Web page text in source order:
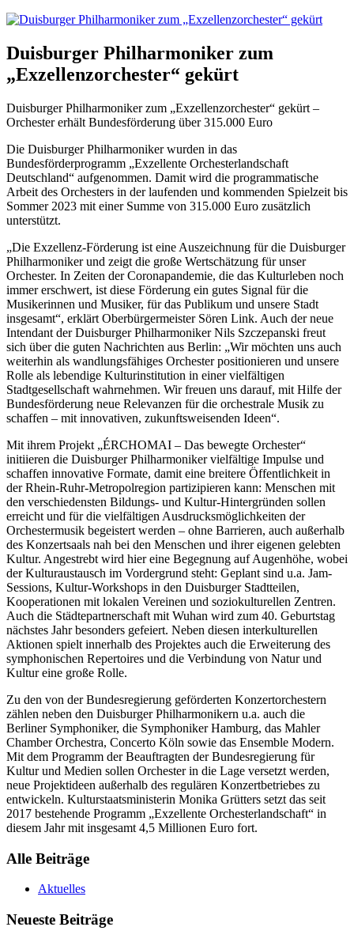
Duisburger Philharmoniker zum
„Exzellenzorchester“ gekürt
Duisburger Philharmoniker zum „Exzellenzorchester“ gekürt –
Orchester erhält Bundesförderung über 315.000 Euro
Die Duisburger Philharmoniker wurden in das
Bundesförderprogramm „Exzellente Orchesterlandschaft
Deutschland“ aufgenommen. Damit wird die programmatische
Arbeit des Orchesters in der laufenden und kommenden Spielzeit bis
Sommer 2023 mit einer Summe von 315.000 Euro zusätzlich
unterstützt.
„Die Exzellenz-Förderung ist eine Auszeichnung für die Duisburger
Philharmoniker und zeigt die große Wertschätzung für unser
Orchester. In Zeiten der Coronapandemie, die das Kulturleben noch
immer erschwert, ist diese Förderung ein gutes Signal für die
Musikerinnen und Musiker, für das Publikum und unsere Stadt
insgesamt“, erklärt Oberbürgermeister Sören Link. Auch der neue
Intendant der Duisburger Philharmoniker Nils Szczepanski freut
sich über die guten Nachrichten aus Berlin: „Wir möchten uns auch
weiterhin als wandlungsfähiges Orchester positionieren und unsere
Rolle als lebendige Kulturinstitution in einer vielfältigen
Stadtgesellschaft wahrnehmen. Wir freuen uns darauf, mit Hilfe der
Bundesförderung neue Relevanzen für die orchestrale Musik zu
schaffen – mit innovativen, zukunftsweisenden Ideen“.
Mit ihrem Projekt „ÉRCHOMAI – Das bewegte Orchester“
initiieren die Duisburger Philharmoniker vielfältige Impulse und
schaffen innovative Formate, damit eine breitere Öffentlichkeit in
der Rhein-Ruhr-Metropolregion partizipieren kann: Menschen mit
den verschiedensten Bildungs- und Kultur-Hintergründen sollen
erreicht und für die vielfältigen Ausdrucksmöglichkeiten der
Orchestermusik begeistert werden – ohne Barrieren, auch außerhalb
des Konzertsaals nah bei den Menschen und ihrer eigenen gelebten
Kultur. Angestrebt wird hier eine Begegnung auf Augenhöhe, wobei
der Kulturaustausch im Vordergrund steht: Geplant sind u.a. Jam-
Sessions, Kultur-Workshops in den Duisburger Stadtteilen,
Kooperationen mit lokalen Vereinen und soziokulturellen Zentren.
Auch die Städtepartnerschaft mit Wuhan wird zum 40. Geburtstag
nächstes Jahr besonders gefeiert. Neben diesen interkulturellen
Aktionen spielt innerhalb des Projektes auch die Erweiterung des
symphonischen Repertoires und die Verbindung von Natur und
Kultur eine große Rolle.
Zu den von der Bundesregierung geförderten Konzertorchestern
zählen neben den Duisburger Philharmonikern u.a. auch die
Berliner Symphoniker, die Symphoniker Hamburg, das Mahler
Chamber Orchestra, Concerto Köln sowie das Ensemble Modern.
Mit dem Programm der Beauftragten der Bundesregierung für
Kultur und Medien sollen Orchester in die Lage versetzt werden,
neue Projektideen außerhalb des regulären Konzertbetriebes zu
entwickeln. Kulturstaatsministerin Monika Grütters setzt das seit
2017 bestehende Programm „Exzellente Orchesterlandschaft“ in
diesem Jahr mit insgesamt 4,5 Millionen Euro fort.
Alle Beiträge
Aktuelles
Neueste Beiträge